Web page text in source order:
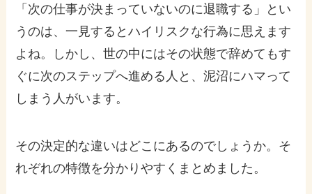
「次の仕事が決まっていないのに退職する」とい
うのは、一見するとハイリスクな行為に思えます
よね。しかし、世の中にはその状態で辞めてもす
ぐに次のステップへ進める人と、泥沼にハマって
しまう人がいます。
その決定的な違いはどこにあるのでしょうか。そ
れぞれの特徴を分かりやすくまとめました。